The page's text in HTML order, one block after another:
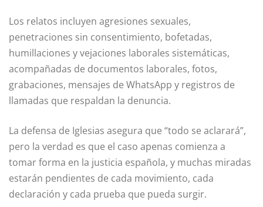
Los relatos incluyen agresiones sexuales,
penetraciones sin consentimiento, bofetadas,
humillaciones y vejaciones laborales sistemáticas,
acompañadas de documentos laborales, fotos,
grabaciones, mensajes de WhatsApp y registros de
llamadas que respaldan la denuncia.
La defensa de Iglesias asegura que “todo se aclarará”,
pero la verdad es que el caso apenas comienza a
tomar forma en la justicia española, y muchas miradas
estarán pendientes de cada movimiento, cada
declaración y cada prueba que pueda surgir.